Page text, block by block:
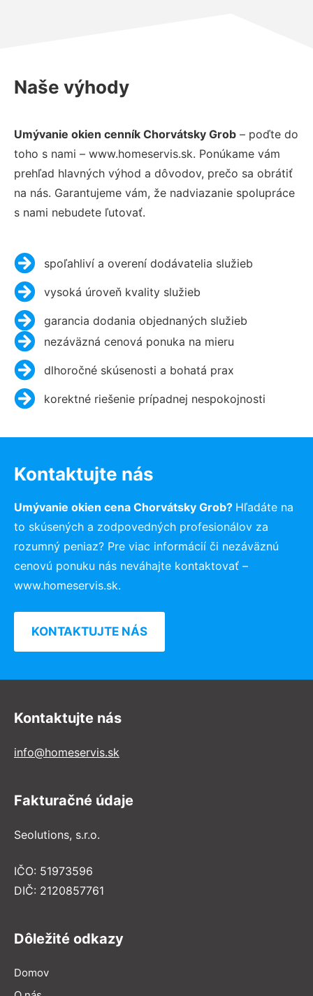
Naše výhody
Umývanie okien cenník Chorvátsky Grob – poďte do
toho s nami – www.homeservis.sk. Ponúkame vám
prehľad hlavných výhod a dôvodov, prečo sa obrátiť
na nás. Garantujeme vám, že nadviazanie spolupráce
s nami nebudete ľutovať.
spoľahliví a overení dodávatelia služieb
vysoká úroveň kvality služieb
garancia dodania objednaných služieb
nezáväzná cenová ponuka na mieru
dlhoročné skúsenosti a bohatá prax
korektné riešenie prípadnej nespokojnosti
Kontaktujte nás
Umývanie okien cena Chorvátsky Grob? Hľadáte na
to skúsených a zodpovedných profesionálov za
rozumný peniaz? Pre viac informácií či nezáväznú
cenovú ponuku nás neváhajte kontaktovať –
www.homeservis.sk.
KONTAKTUJTE NÁS
Kontaktujte nás
info@homeservis.sk
Fakturačné údaje
Seolutions, s.r.o.
IČO: 51973596
DIČ: 2120857761
Dôležité odkazy
Domov